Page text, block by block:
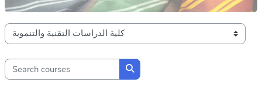
Course categories
Search courses
Search courses